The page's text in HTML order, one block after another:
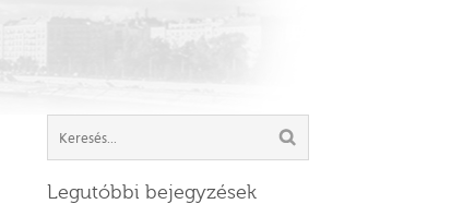
Legutóbbi bejegyzések